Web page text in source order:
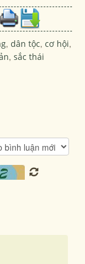
,dân tộc,cơ hội,
,sắc thái